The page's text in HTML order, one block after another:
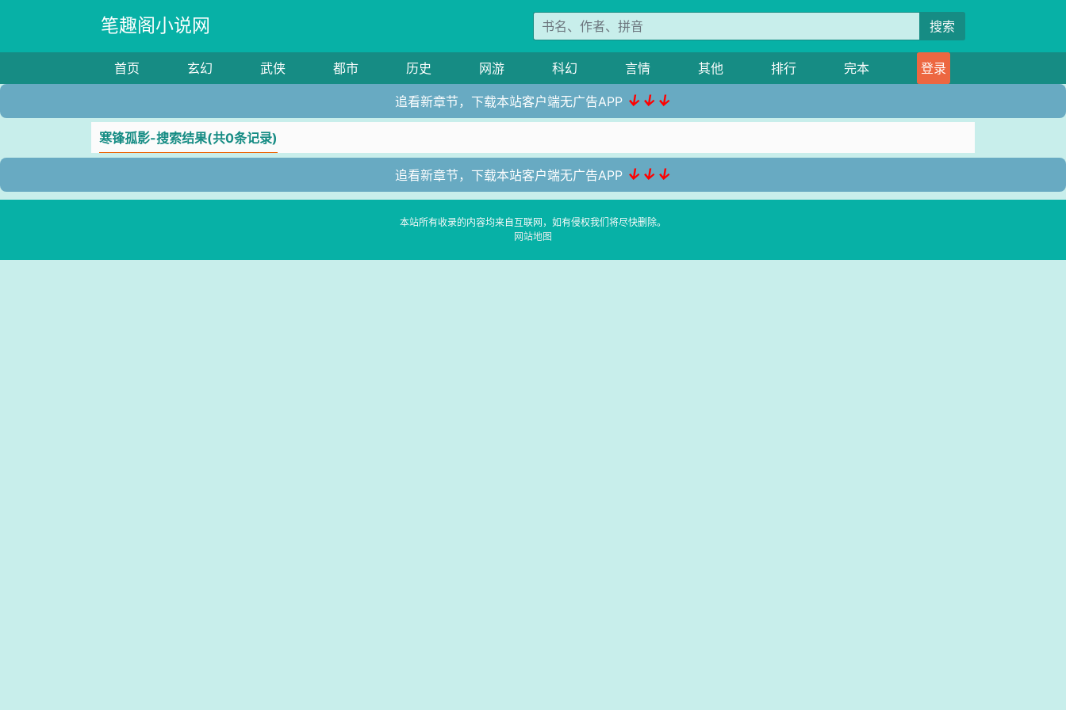
笔趣阁小说网 搜索
首页 玄幻 武侠 都市 历史 网游 科幻 言情 其他 排行 完本 登录
追看新章节，下载本站客户端无广告APP ↓↓↓
寒锋孤影-搜索结果(共0条记录)
追看新章节，下载本站客户端无广告APP ↓↓↓
本站所有收录的内容均来自互联网，如有侵权我们将尽快删除。
网站地图